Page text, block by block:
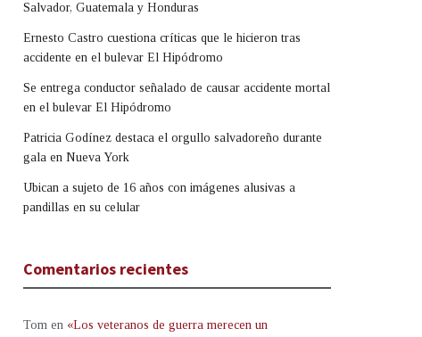
Salvador, Guatemala y Honduras
Ernesto Castro cuestiona críticas que le hicieron tras
accidente en el bulevar El Hipódromo
Se entrega conductor señalado de causar accidente mortal
en el bulevar El Hipódromo
Patricia Godínez destaca el orgullo salvadoreño durante
gala en Nueva York
Ubican a sujeto de 16 años con imágenes alusivas a
pandillas en su celular
Comentarios recientes
Tom en «Los veteranos de guerra merecen un